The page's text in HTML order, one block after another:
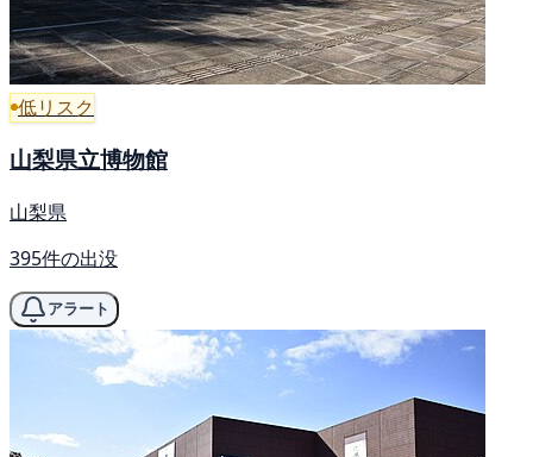
低リスク
山梨県立博物館
山梨県
395件の出没
アラート